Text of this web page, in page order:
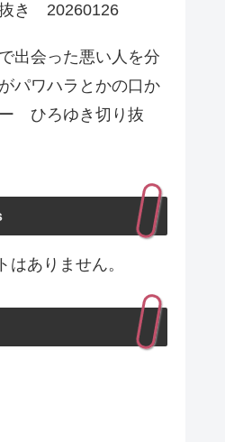
き 20260126
出会った悪い人を分
パワハラとかの口か
ひろゆき切り抜
はありません。